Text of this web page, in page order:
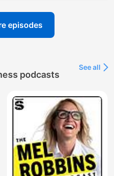
episodes
podcasts
See all